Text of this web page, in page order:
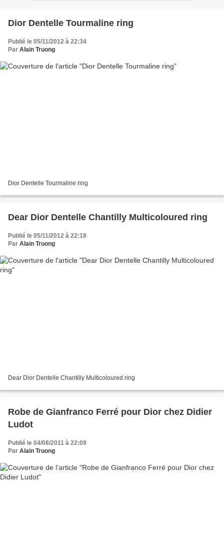
Dior Dentelle Tourmaline ring
Publié le 05/11/2012 à 22:34
Par Alain Truong
Dior Dentelle Tourmaline ring
Dear Dior Dentelle Chantilly Multicoloured ring
Publié le 05/11/2012 à 22:18
Par Alain Truong
Dear Dior Dentelle Chantilly Multicoloured ring
Robe de Gianfranco Ferré pour Dior chez Didier
Ludot
Publié le 04/08/2011 à 22:09
Par Alain Truong